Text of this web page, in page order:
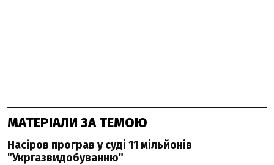
МАТЕРІАЛИ ЗА ТЕМОЮ
Насіров програв у суді 11 мільйонів
"Укргазвидобуванню"